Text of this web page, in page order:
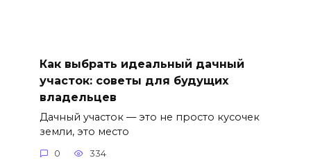
Как выбрать идеальный дачный
участок: советы для будущих
владельцев
Дачный участок — это не просто кусочек
земли, это место
0 334